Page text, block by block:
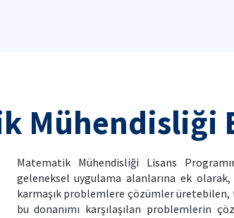
Mühendisliği
Matematik Mühendisliği Lisans
geleneksel uygulama alanlarına ek
karmaşık problemlere çözümler
bu donanımı karşılaşılan problemlerin